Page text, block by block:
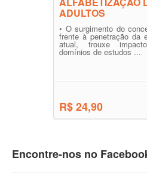
ADULTOS
• O surgimento do
frente à penetração da
atual, trouxe
domínios de estudos ...
R$ 24,90
Encontre-nos no